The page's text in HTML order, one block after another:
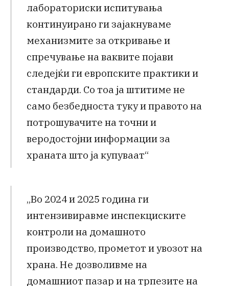
лабораториски испитувања
континуирано ги зајакнуваме
механизмите за откривање и
спречување на ваквите појави
следејќи ги европските практики и
стандарди. Со тоа ја штитиме не
само безбедноста туку и правото на
потрошувачите на точни и
веродостојни информации за
храната што ја купуваат“
„Во 2024 и 2025 година ги
интензивиравме инспекциските
контроли на домашното
производство, прометот и увозот на
храна. Не дозволивме на
домашниот пазар и на трпезите на